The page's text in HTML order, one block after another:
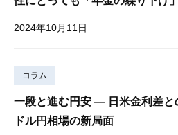
2024年10月11日
コラム
一段と進む円安 — 日米金利差と
ドル円相場の新局面